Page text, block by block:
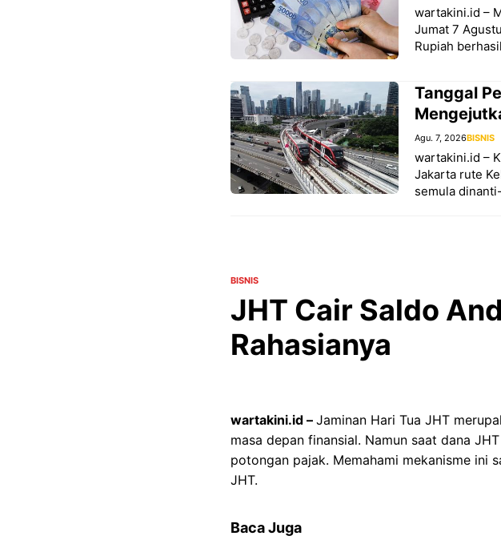
wartakini.id –
Jumat 7
Rupiah
Tanggal
Agu. 7, 2026BISNIS
wartakini.id –
Jakarta rute
semula
BISNIS
JHT Cair Saldo
Rahasianya
wartakini.id – Jaminan Hari Tua JHT
masa depan finansial. Namun saat dana
potongan pajak. Memahami mekanisme ini
JHT.
Baca Juga